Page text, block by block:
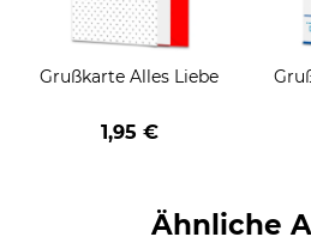
Grußkarte Alles Liebe
1,95 €
Ähnliche